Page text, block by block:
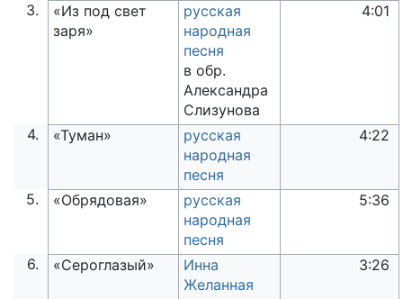
3.
«Из под свет
заря»
русская
народная
песня
в обр.
Александра
Слизунова
4:01
4. «Туман»
русская
народная
песня
4:22
5. «Обрядовая»
русская
народная
песня
5:36
6. «Сероглазый»
Инна
Желанная
3:26